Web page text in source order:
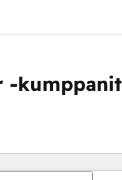
-kumppanit